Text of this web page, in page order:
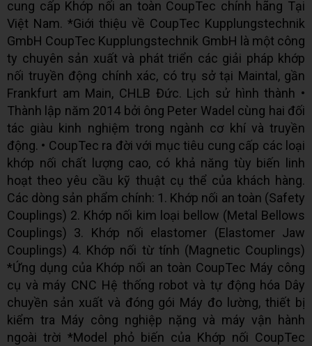
cung cấp Khớp nối an toàn CoupTec chính hãng Tại
Việt Nam. *Giới thiệu về CoupTec Kupplungstechnik
GmbH CoupTec Kupplungstechnik GmbH là một công
ty chuyên sản xuất và phát triển các giải pháp khớp
nối truyền động chính xác, có trụ sở tại Maintal, gần
Frankfurt am Main, CHLB Đức. Lịch sử hình thành •
Thành lập năm 2014 bởi ông Peter Wadel cùng hai đối
tác giàu kinh nghiệm trong ngành cơ khí và truyền
động. • CoupTec ra đời với mục tiêu cung cấp các loại
khớp nối chất lượng cao, có khả năng tùy biến linh
hoạt theo yêu cầu kỹ thuật cụ thể của khách hàng.
Các dòng sản phẩm chính: 1. Khớp nối an toàn (Safety
Couplings) 2. Khớp nối kim loại bellow (Metal Bellows
Couplings) 3. Khớp nối elastomer (Elastomer Jaw
Couplings) 4. Khớp nối từ tính (Magnetic Couplings)
*Ứng dụng của Khớp nối an toàn CoupTec Máy công
cụ và máy CNC Hệ thống robot và tự động hóa Dây
chuyền sản xuất và đóng gói Máy đo lường, thiết bị
kiểm tra Máy công nghiệp nặng và máy vận hành
ngoài trời *Model phỏ biến của Khớp nối CoupTec